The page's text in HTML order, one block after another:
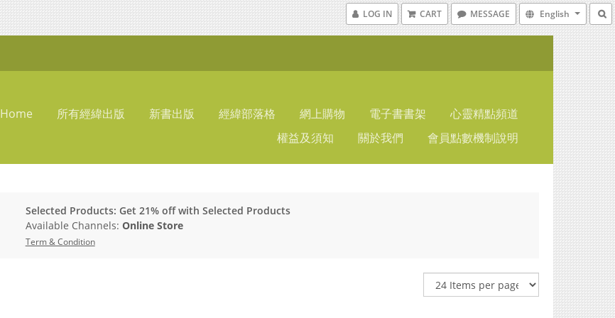
LOG IN CART MESSAGE English
Home 所有經緯出版 新書出版 經緯部落格 網上購物 電子書書架
心靈精點頻道
權益及須知
關於我們 會員點數機制說明
Selected Products: Get 21% off with Selected Products
Available Channels: Online Store
Term & Condition